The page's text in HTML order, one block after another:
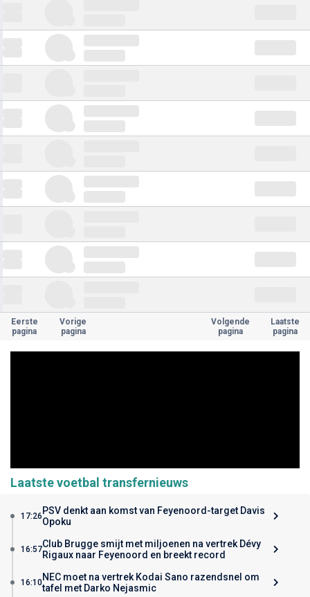
Eerste
pagina
Vorige
pagina
Volgende
pagina
Laatste
pagina
Laatste voetbal transfernieuws
17:26 PSV denkt aan komst van Feyenoord-target Davis
Opoku
16:57Club Brugge smijt met miljoenen na vertrek Dévy
Rigaux naar Feyenoord en breekt record
16:10NEC moet na vertrek Kodai Sano razendsnel om
tafel met Darko Nejasmic